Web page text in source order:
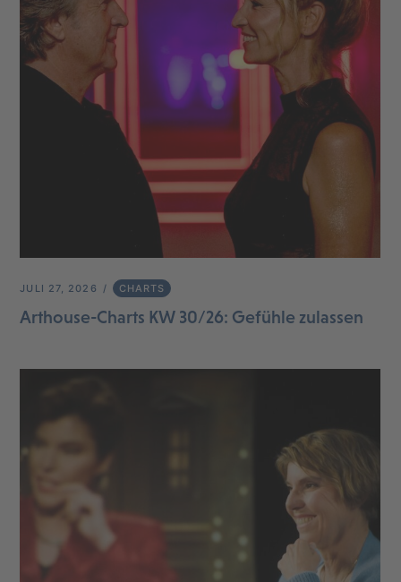
JULI 27, 2026 CHARTS
Arthouse-Charts KW 30/26: Gefühle zulassen